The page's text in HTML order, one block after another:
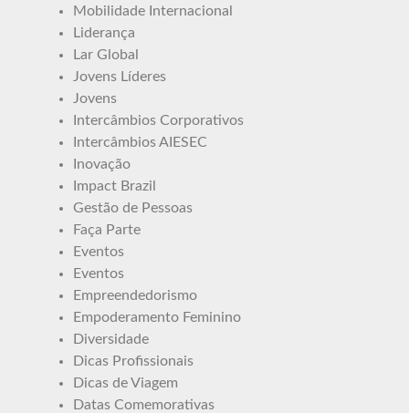
Mobilidade Internacional
Liderança
Lar Global
Jovens Líderes
Jovens
Intercâmbios Corporativos
Intercâmbios AIESEC
Inovação
Impact Brazil
Gestão de Pessoas
Faça Parte
Eventos
Eventos
Empreendedorismo
Empoderamento Feminino
Diversidade
Dicas Profissionais
Dicas de Viagem
Datas Comemorativas